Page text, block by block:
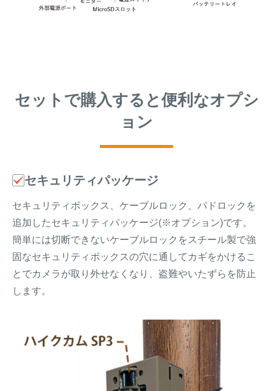
セットで購入すると便利なオプシ
ョン
セキュリティパッケージ
セキュリティボックス、ケーブルロック、パドロックを
追加したセキュリティパッケージ(※オプション)です。
簡単には切断できないケーブルロックをスチール製で強
固なセキュリティボックスの穴に通してカギをかけるこ
とでカメラが取り外せなくなり、盗難やいたずらを防止
します。